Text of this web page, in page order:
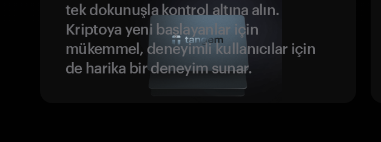
tek dokunuşla kontrol altına alın.
Kriptoya yeni başlayanlar için
mükemmel, deneyimli kullanıcılar için
de harika bir deneyim sunar.